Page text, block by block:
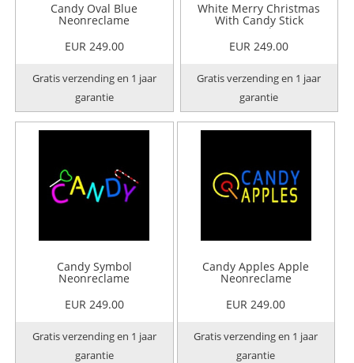
Candy Oval Blue
Neonreclame
EUR 249.00
Gratis verzending en 1 jaar
garantie
White Merry Christmas
With Candy Stick
Neonreclame
EUR 249.00
Gratis verzending en 1 jaar
garantie
Candy Symbol
Neonreclame
EUR 249.00
Gratis verzending en 1 jaar
garantie
Candy Apples Apple
Neonreclame
EUR 249.00
Gratis verzending en 1 jaar
garantie